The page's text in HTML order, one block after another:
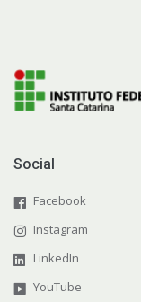
Social
Facebook
Instagram
LinkedIn
YouTube